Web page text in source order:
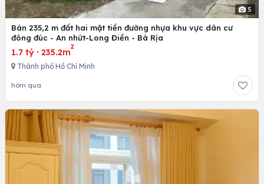
5
Bán 235,2 m đất hai mặt tiền đường nhựa khu vực dân cư
đông đúc - An nhứt-Long Điền - Bà Rịa
1.7 tỷ · 235.2m
2
Thành phố Hồ Chí Minh
hôm qua